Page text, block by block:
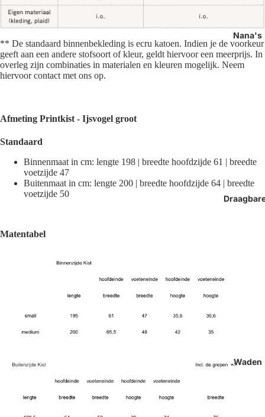
Nana's
Waden
** De standaard binnenbekleding is ecru katoen. Indien je de voorkeur
geeft aan een andere stofsoort of kleur, geldt hiervoor een meerprijs. In
overleg zijn combinaties in materialen en kleuren mogelijk. Neem
hiervoor contact met ons op.
Afmeting Printkist - Ijsvogel groot
Standaard
Binnenmaat in cm: lengte 198 | breedte hoofdzijde 61 | breedte
voetzijde 47
Buitenmaat in cm: lengte 200 | breedte hoofdzijde 64 | breedte
voetzijde 50
Matentabel